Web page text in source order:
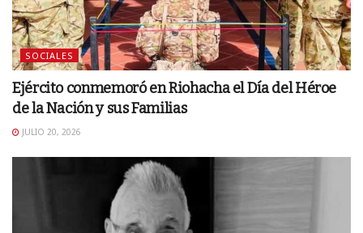
SOCIALES
Ejército conmemoró en Riohacha el Día del Héroe
de la Nación y sus Familias
JULIO 20, 2026